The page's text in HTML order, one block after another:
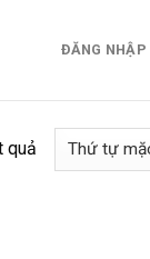
ĐĂNG NHẬP
quả